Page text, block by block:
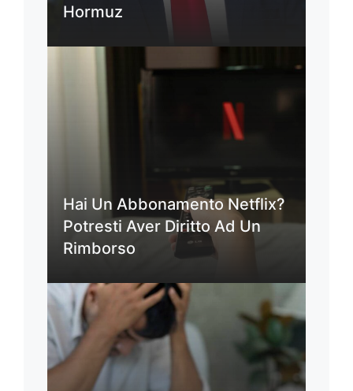
Hormuz
Hai Un Abbonamento Netflix?
Potresti Aver Diritto Ad Un
Rimborso